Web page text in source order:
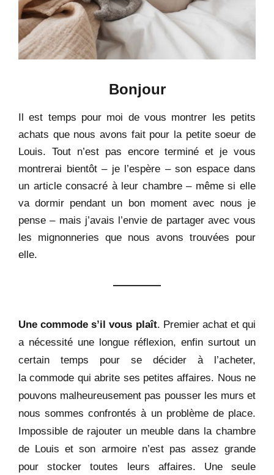
Bonjour
Il est temps pour moi de vous montrer les petits
achats que nous avons fait pour la petite soeur de
Louis. Tout n’est pas encore terminé et je vous
montrerai bientôt – je l’espère – son espace dans
un article consacré à leur chambre – même si elle
va dormir pendant un bon moment avec nous je
pense – mais j’avais l’envie de partager avec vous
les mignonneries que nous avons trouvées pour
elle.
Une commode s’il vous plaît. Premier achat et qui
a nécessité une longue réflexion, enfin surtout un
certain temps pour se décider à l’acheter,
la commode qui abrite ses petites affaires. Nous ne
pouvons malheureusement pas pousser les murs et
nous sommes confrontés à un problème de place.
Impossible de rajouter un meuble dans la chambre
de Louis et son armoire n’est pas assez grande
pour stocker toutes leurs affaires. Une seule